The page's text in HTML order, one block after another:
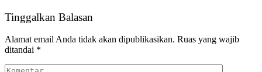
Tinggalkan Balasan
Alamat email Anda tidak akan dipublikasikan. Ruas yang wajib
ditandai *